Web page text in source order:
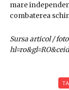
mare
combaterea
Sursa articol /